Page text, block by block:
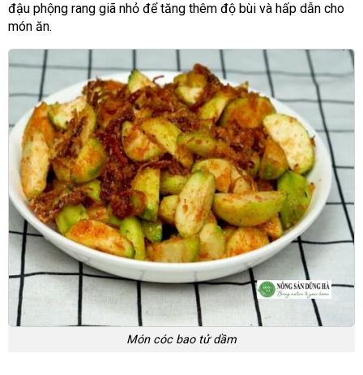
đậu phộng rang giã nhỏ để tăng thêm độ bùi và hấp dẫn cho
món ăn.
Món cóc bao tử dầm